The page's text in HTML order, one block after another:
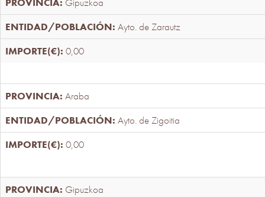
Ayto. de Zarautz
0,00
Araba
Ayto. de Zigoitia
0,00
Gipuzkoa